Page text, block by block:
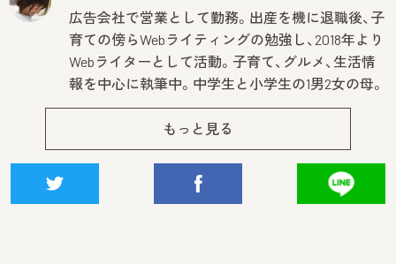
広告会社で営業として勤務。出産を機に退職後、子
育ての傍らWebライティングの勉強し、2018年より
Webライターとして活動。子育て、グルメ、生活情
報を中心に執筆中。中学生と小学生の1男2女の母。
もっと見る